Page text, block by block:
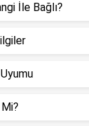
İle Bağlı?